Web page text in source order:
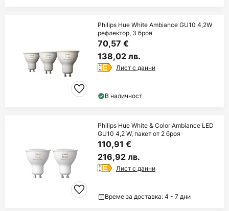
Philips Hue White Ambiance GU10 4,2W
рефлектор, 3 броя
70,57 €
138,02 лв.
Лист с данни
В наличност
Philips Hue White & Color Ambiance LED
GU10 4,2 W, пакет от 2 броя
110,91 €
216,92 лв.
Лист с данни
Време за доставка: 4 - 7 дни